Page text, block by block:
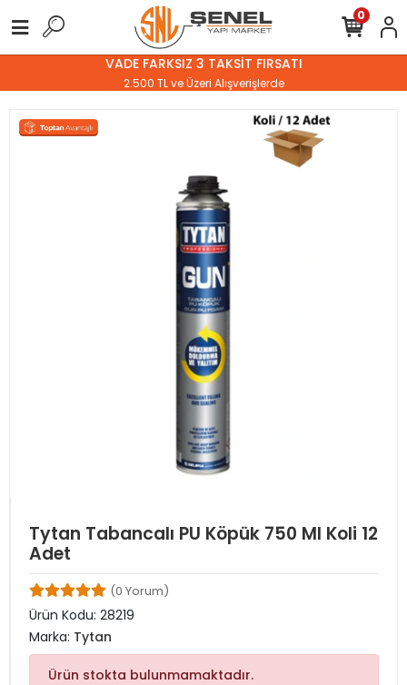
VADE FARKSIZ 3 TAKSİT FIRSATI
2.500 TL ve Üzeri Alışverişlerde
0
Tytan Tabancalı PU Köpük 750 Ml Koli 12
Adet
(0 Yorum)
Ürün Kodu: 28219
Marka: Tytan
Ürün stokta bulunmamaktadır.